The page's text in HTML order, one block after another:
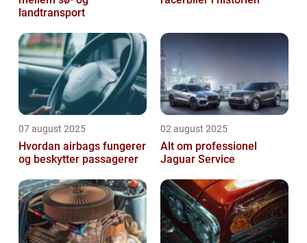
landtransport
07 august 2025
Hvordan airbags fungerer
og beskytter passagerer
02 august 2025
Alt om professionel
Jaguar Service